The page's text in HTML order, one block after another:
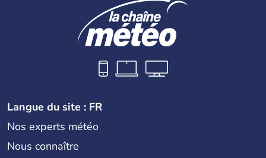
Langue du site : FR
Nos experts météo
Nous connaître